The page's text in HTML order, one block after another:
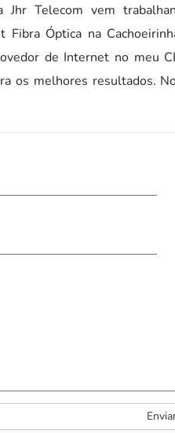
Telecom vem
Óptica na
de Internet no meu
os melhores resultados.